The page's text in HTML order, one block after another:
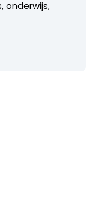
onderwijs,